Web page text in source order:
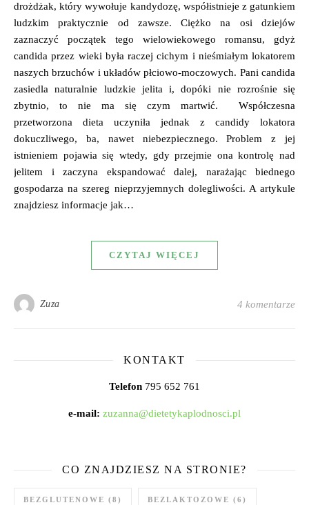
drożdżak, który wywołuje kandydozę, współistnieje z gatunkiem
ludzkim praktycznie od zawsze. Ciężko na osi dziejów
zaznaczyć początek tego wielowiekowego romansu, gdyż
candida przez wieki była raczej cichym i nieśmiałym lokatorem
naszych brzuchów i układów płciowo-moczowych. Pani candida
zasiedla naturalnie ludzkie jelita i, dopóki nie rozrośnie się
zbytnio, to nie ma się czym martwić. Współczesna
przetworzona dieta uczyniła jednak z candidy lokatora
dokuczliwego, ba, nawet niebezpiecznego. Problem z jej
istnieniem pojawia się wtedy, gdy przejmie ona kontrolę nad
jelitem i zaczyna ekspandować dalej, narażając biednego
gospodarza na szereg nieprzyjemnych dolegliwości. A artykule
znajdziesz informacje jak…
CZYTAJ WIĘCEJ
Zuza 4 komentarze
KONTAKT
Telefon 795 652 761
e-mail: zuzanna@dietetykaplodnosci.pl
CO ZNAJDZIESZ NA STRONIE?
BEZGLUTENOWE (8) BEZLAKTOZOWE (6)